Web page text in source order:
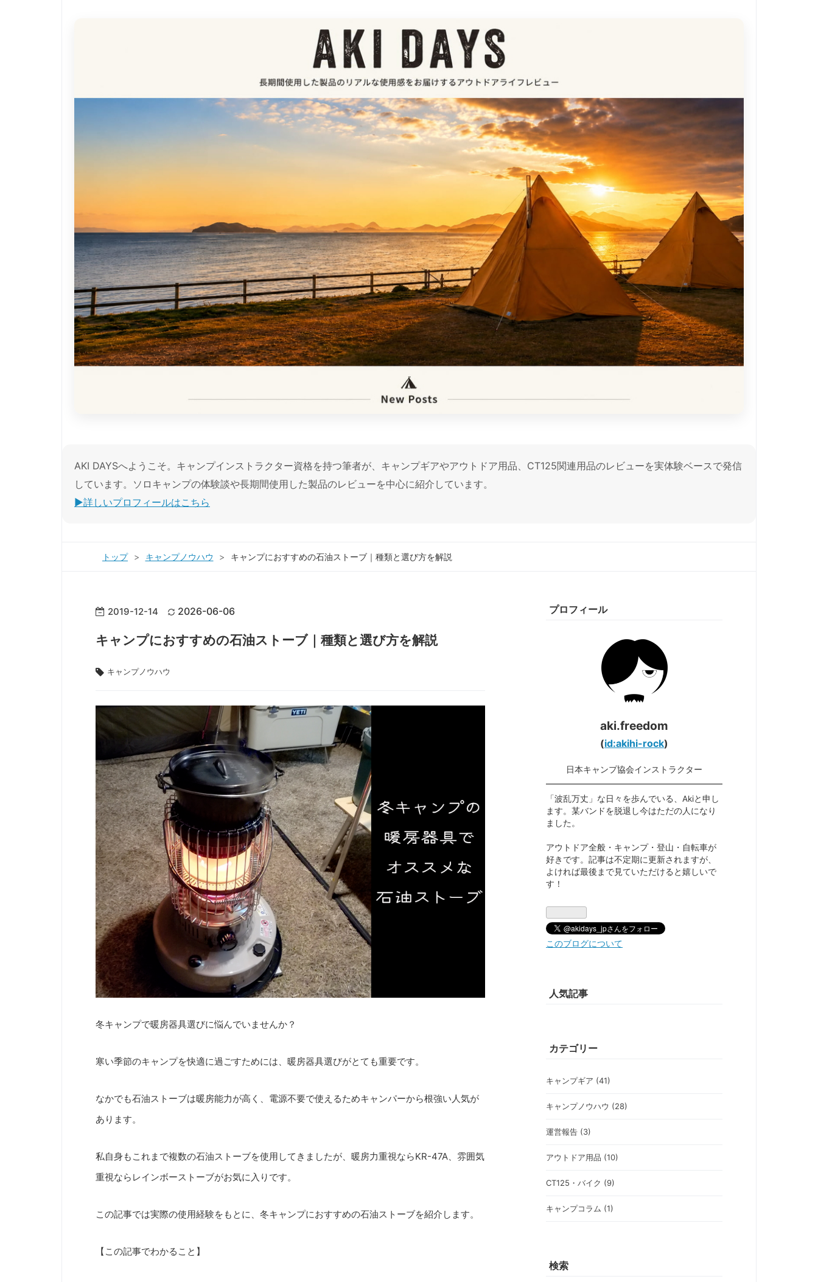
AKI DAYSへようこそ。キャンプインストラクター資格を持つ筆者が、キャンプギアやアウトドア用品、CT125関連用品のレビューを実体験ベースで発信
しています。ソロキャンプの体験談や長期間使用した製品のレビューを中心に紹介しています。
▶︎詳しいプロフィールはこちら
トップ > キャンプノウハウ > キャンプにおすすめの石油ストーブ｜種類と選び方を解説
2019-12-14 2026-06-06
キャンプにおすすめの石油ストーブ｜種類と選び方を解説
キャンプノウハウ
冬キャンプで暖房器具選びに悩んでいませんか？
寒い季節のキャンプを快適に過ごすためには、暖房器具選びがとても重要です。
なかでも石油ストーブは暖房能力が高く、電源不要で使えるためキャンパーから根強い人気が
あります。
私自身もこれまで複数の石油ストーブを使用してきましたが、暖房力重視ならKR-47A、雰囲気
重視ならレインボーストーブがお気に入りです。
この記事では実際の使用経験をもとに、冬キャンプにおすすめの石油ストーブを紹介します。
【この記事でわかること】
プロフィール
aki.freedom
(id:akihi-rock)
日本キャンプ協会インストラクター
「波乱万丈」な日々を歩んでいる、Akiと申し
ます。某バンドを脱退し今はただの人になり
ました。
アウトドア全般・キャンプ・登山・自転車が
好きです。記事は不定期に更新されますが、
よければ最後まで見ていただけると嬉しいで
す！
このブログについて
人気記事
カテゴリー
キャンプギア (41)
キャンプノウハウ (28)
運営報告 (3)
アウトドア用品 (10)
CT125・バイク (9)
キャンプコラム (1)
検索